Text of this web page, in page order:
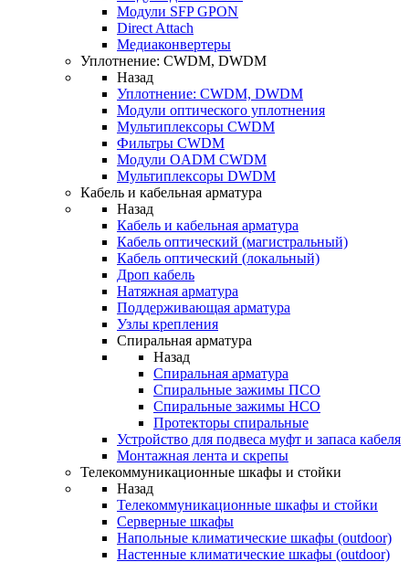
Модули SFP GPON
Direct Attach
Медиаконвертеры
Уплотнение: CWDM, DWDM
Назад
Уплотнение: CWDM, DWDM
Модули оптического уплотнения
Мультиплексоры CWDM
Фильтры CWDM
Модули OADM CWDM
Мультиплексоры DWDM
Кабель и кабельная арматура
Назад
Кабель и кабельная арматура
Кабель оптический (магистральный)
Кабель оптический (локальный)
Дроп кабель
Натяжная арматура
Поддерживающая арматура
Узлы крепления
Спиральная арматура
Назад
Спиральная арматура
Спиральные зажимы ПСО
Спиральные зажимы НСО
Протекторы спиральные
Устройство для подвеса муфт и запаса кабеля
Монтажная лента и скрепы
Телекоммуникационные шкафы и стойки
Назад
Телекоммуникационные шкафы и стойки
Серверные шкафы
Напольные климатические шкафы (outdoor)
Настенные климатические шкафы (outdoor)